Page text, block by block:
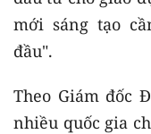
mới sáng tạo
đầu".
Theo Giám đốc
nhiều quốc gia